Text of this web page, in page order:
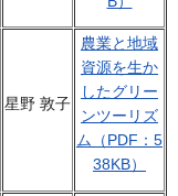
星野 敦子
農業と地域
資源を生か
したグリー
ンツーリズ
ム（PDF：5
38KB）